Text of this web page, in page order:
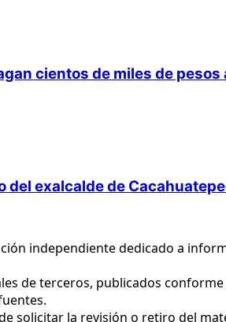
cientos de miles de pesos
del exalcalde de
independiente dedicado a
de terceros, publicados
solicitar la revisión o retiro del